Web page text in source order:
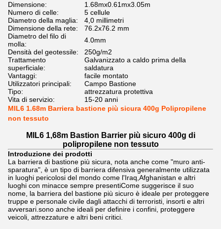
Dimensione:
1.68mx0.61mx3.05m
Numero di celle:
5 cellule
Diametro della maglia:
4,0 millimetri
Dimensione della rete:
76.2x76.2 mm
Diametro del filo di
molla:
4.0mm
Densità del geotessile:
250g/m2
Trattamento
superficiale:
Galvanizzato a caldo prima della
saldatura
Vantaggi:
facile montato
Utilizzatori principali:
Campo Bastione
Tipo:
attrezzatura protettiva
Vita di servizio:
15-20 anni
MIL6 1.68m Barriera bastione più sicura 400g Polipropilene
non tessuto
MIL6 1,68m Bastion Barrier più sicuro 400g di
polipropilene non tessuto
Introduzione dei prodotti
La barriera di bastione più sicura, nota anche come "muro anti-
sparatura", è un tipo di barriera difensiva generalmente utilizzata
in luoghi pericolosi del mondo come l'Iraq,Afghanistan e altri
luoghi con minacce sempre presentiCome suggerisce il suo
nome, la barriera del bastione più sicuro è ideale per proteggere
truppe e personale civile dagli attacchi di terroristi, insorti e altri
avversari.sono anche ideali per definire i confini, proteggere
veicoli, attrezzature e altri beni critici.